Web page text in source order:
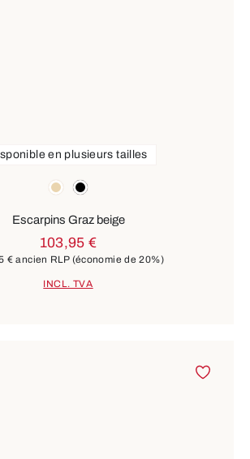
beigenoir
en plusieurs tailles
Escarpins Graz beige
103,95 €
€ ancien RLP (économie de 20%)
INCL. TVA